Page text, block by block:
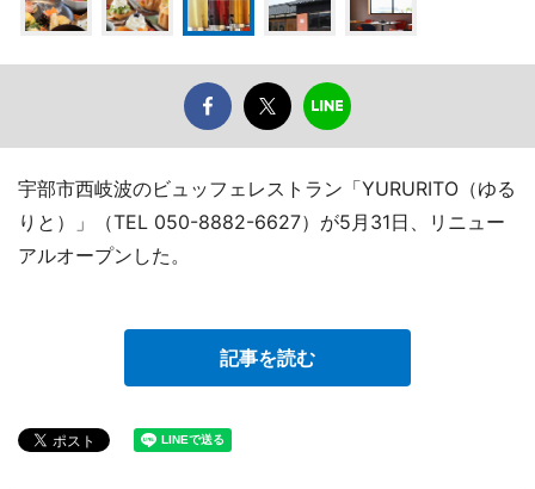
宇部市西岐波のビュッフェレストラン「YURURITO（ゆる
りと）」（TEL 050-8882-6627）が5月31日、リニュー
アルオープンした。
記事を読む